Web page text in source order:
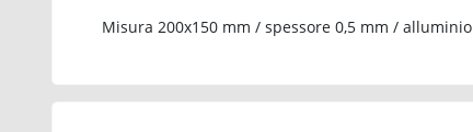
Misura 200x150 mm / spessore 0,5 mm / alluminio